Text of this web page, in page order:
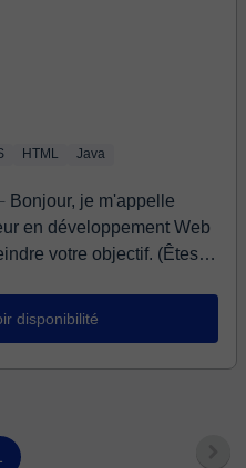
HTML Java
en développement Web
votre objectif. (Êtes-
disponibilité